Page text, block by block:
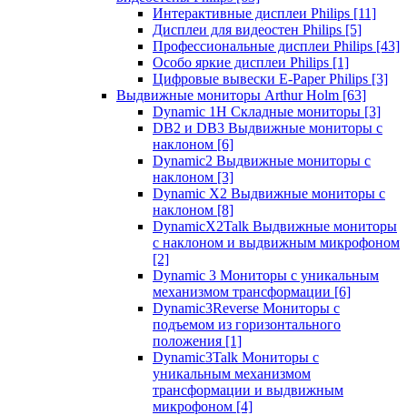
Интерактивные дисплеи Philips [11]
Дисплеи для видеостен Philips [5]
Профессиональные дисплеи Philips [43]
Особо яркие дисплеи Philips [1]
Цифровые вывески E-Paper Philips [3]
Выдвижные мониторы Arthur Holm [63]
Dynamic 1Н Складные мониторы [3]
DB2 и DB3 Выдвижные мониторы с
наклоном [6]
Dynamic2 Выдвижные мониторы с
наклоном [3]
Dynamic X2 Выдвижные мониторы с
наклоном [8]
DynamicX2Talk Выдвижные мониторы
с наклоном и выдвижным микрофоном
[2]
Dynamic 3 Мониторы с уникальным
механизмом трансформации [6]
Dynamic3Reverse Мониторы с
подъемом из горизонтального
положения [1]
Dynamic3Talk Мониторы с
уникальным механизмом
трансформации и выдвижным
микрофоном [4]